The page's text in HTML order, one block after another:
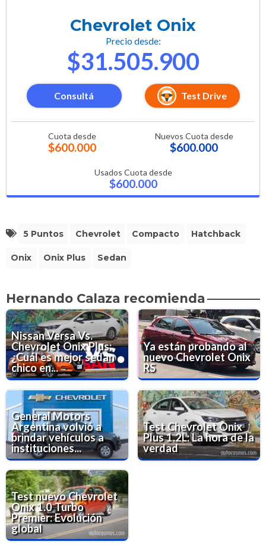
Chevrolet Onix
Precio desde:
$31.505.900
Consultá Test Drive
Cuota desde
$600.000
Nuevos Cuota desde
$600.000
Usados Cuota desde
$600.000
5 Puntos Chevrolet Compacto Hatchback
Onix Onix Plus Sedan
Hernando Calaza recomienda
Nissan Versa Vs.
Chevrolet Onix Plus:
¿Cuál es mejor sedan
chico en...
Ya están probando al
nuevo Chevrolet Onix
RS
General Motors
Argentina volvió a
brindar vehículos a
instituciones...
Test Chevrolet Onix
Plus 1.2L: La hora de la
verdad
Test nuevo Chevrolet
Onix 1.0 Turbo
Premier: Evolución
global